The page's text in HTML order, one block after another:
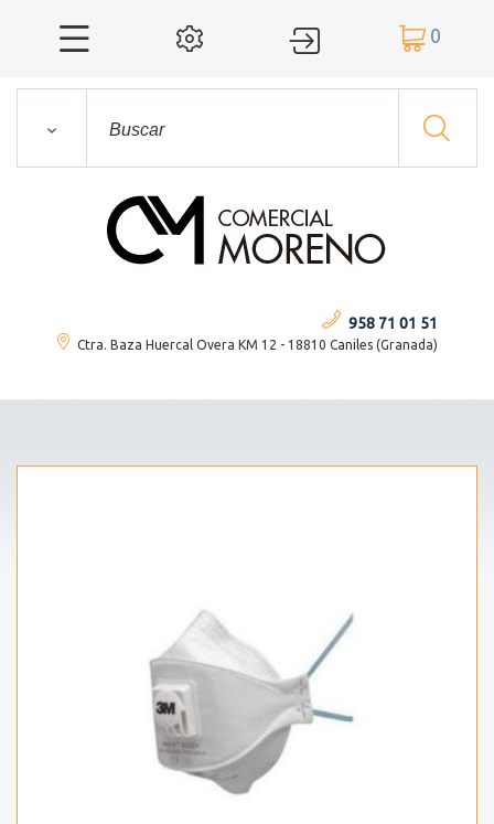
    0
958 71 01 51
Ctra. Baza Huercal Overa KM 12 - 18810 Caniles (Granada)